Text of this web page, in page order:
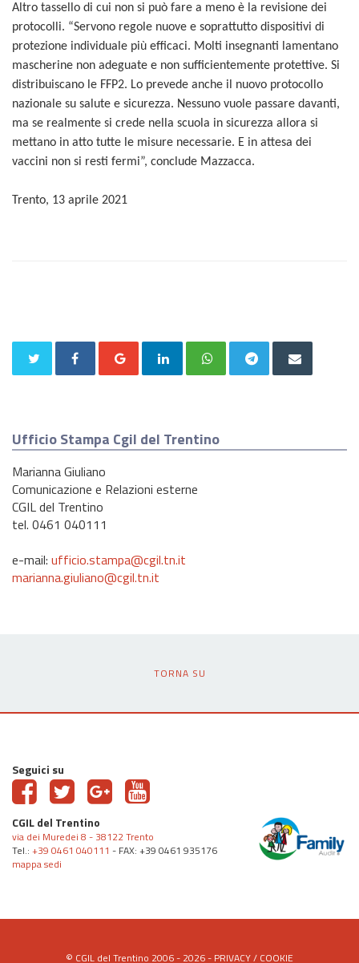
Altro tassello di cui non si può fare a meno è la revisione dei
protocolli. “Servono regole nuove e soprattutto dispositivi di
protezione individuale più efficaci. Molti insegnanti lamentano
mascherine non adeguate e non sufficientemente protettive. Si
distribuiscano le FFP2. Lo prevede anche il nuovo protocollo
nazionale su salute e sicurezza. Nessuno vuole passare davanti,
ma se realmente si crede nella scuola in sicurezza allora si
mettano in atto tutte le misure necessarie. E in attesa dei
vaccini non si resti fermi”, conclude Mazzacca.
Trento, 13 aprile 2021
Ufficio Stampa Cgil del Trentino
Marianna Giuliano
Comunicazione e Relazioni esterne
CGIL del Trentino
tel. 0461 040111
e-mail: ufficio.stampa@cgil.tn.it
marianna.giuliano@cgil.tn.it
TORNA SU
Seguici su
CGIL del Trentino
via dei Muredei 8 - 38122 Trento
Tel.: +39 0461 040111 - FAX: +39 0461 935176
mappa sedi
© CGIL del Trentino 2006 - 2026 - PRIVACY/ COOKIE